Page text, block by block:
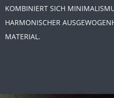
KOMBINIERT SICH
HARMONISCHER
MATERIAL.